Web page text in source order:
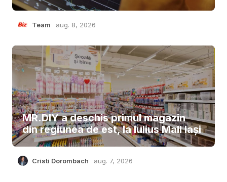
Team aug. 8, 2026
MR.DIY a deschis primul magazin
din regiunea de est, la Iulius Mall Iași
Cristi Dorombach aug. 7, 2026